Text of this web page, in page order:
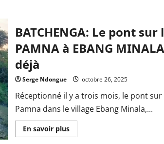
BATCHENGA:
une
enveloppe
budgétaire
de
FCFA
l’exercice
2026
BATCHENGA: Le pont
PAMNA à EBANG
déjà
Serge Ndongue octobre 26, 2025
Réceptionné il y a trois mois, le pont
Pamna dans le village Ebang Minala,...
En savoir plusEn
savoir